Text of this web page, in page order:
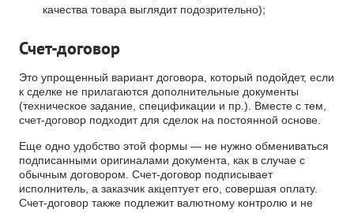
качества товара выглядит подозрительно);
Счет-договор
Это упрощенный вариант договора, который подойдет, если
к сделке не прилагаются дополнительные документы
(техническое задание, спецификации и пр.). Вместе с тем,
счет-договор подходит для сделок на постоянной основе.
Еще одно удобство этой формы — не нужно обмениваться
подписанными оригиналами документа, как в случае с
обычным договором. Счет-договор подписывает
исполнитель, а заказчик акцептует его, совершая оплату.
Счет-договор также подлежит валютному контролю и не